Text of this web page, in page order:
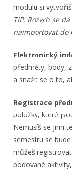
modulu si
TIP: Rozvrh se
naimportovat do
Elektronický
předměty, body,
a snažit se o to,
Registrace
položky, které
Nemusíš se jimi
semestru se
můžeš
bodované